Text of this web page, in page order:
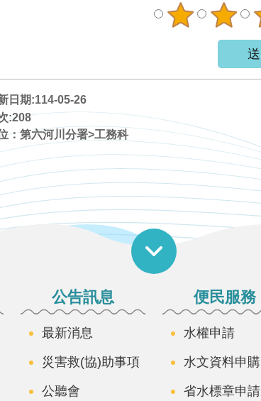
日期:114-05-26
:208
：第六河川分署>工務科
公告訊息
最新消息
災害救(協)助事項
公聽會
便民服務
水權申請
水文資料申購
省水標章申請